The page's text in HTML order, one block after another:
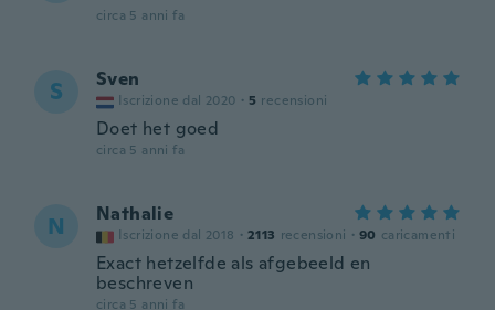
circa 5 anni fa
S Sven
Iscrizione dal 2020 · 5 recensioni
Doet het goed
circa 5 anni fa
N Nathalie
Iscrizione dal 2018 · 2113 recensioni · 90 caricamenti
Exact hetzelfde als afgebeeld en
beschreven
circa 5 anni fa